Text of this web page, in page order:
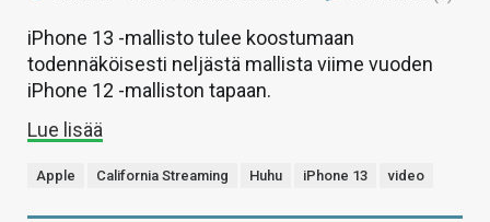
iPhone 13 -mallisto tulee koostumaan
todennäköisesti neljästä mallista viime vuoden
iPhone 12 -malliston tapaan.
Lue lisää
Apple California Streaming Huhu iPhone 13 video